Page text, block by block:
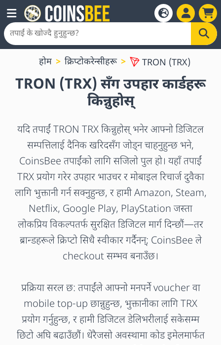
होम क्रिप्टोकरेन्सीहरू TRON (TRX)
TRON (TRX) सँग उपहार कार्डहरू
किन्नुहोस्
यदि तपाईं TRON TRX किन्नुहोस् भनेर आफ्नो डिजिटल
सम्पत्तिलाई दैनिक खरिदसँग जोड्न चाहनुहुन्छ भने,
CoinsBee तपाईंको लागि सजिलो पुल हो। यहाँ तपाईं
TRX प्रयोग गरेर उपहार भाउचर र मोबाइल रिचार्ज दुवैका
लागि भुक्तानी गर्न सक्नुहुन्छ, र हामी Amazon, Steam,
Netflix, Google Play, PlayStation जस्ता
लोकप्रिय विकल्पतर्फ सुरक्षित डिजिटल मार्ग दिन्छौं—तर
ब्रान्डहरूले क्रिप्टो सिधै स्वीकार गर्दैनन्; CoinsBee ले
checkout सम्भव बनाउँछ।
प्रक्रिया सरल छ: तपाईंले आफ्नो मनपर्ने voucher वा
mobile top-up छान्नुहुन्छ, भुक्तानीका लागि TRX
प्रयोग गर्नुहुन्छ, र हामी डिजिटल डेलिभरीलाई सकेसम्म
छिटो अघि बढाउँछौं। धेरैजसो अवस्थामा कोड इमेलमार्फत